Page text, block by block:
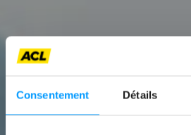
Consentement Détails